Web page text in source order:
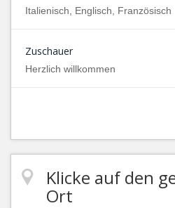
Italienisch, Englisch, Französisch
Zuschauer
Herzlich willkommen
Klicke auf den
Ort